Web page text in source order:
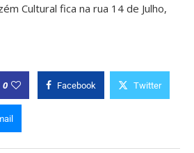
Cultural fica na rua 14 de Julho,
0 Facebook Twitter